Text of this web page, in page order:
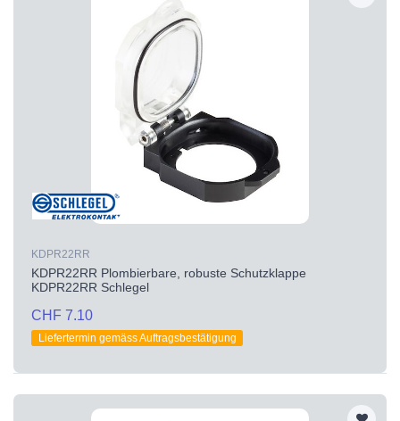
KDPR22RR
KDPR22RR Plombierbare, robuste Schutzklappe
KDPR22RR Schlegel
CHF 7.10
Liefertermin gemäss Auftragsbestätigung